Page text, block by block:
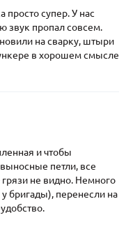
просто супер. У нас
звук пропал совсем.
на сварку, штыри
в хорошем смысле
и чтобы
петли, все
грязи не видно. Немного
бригады), перенесли на